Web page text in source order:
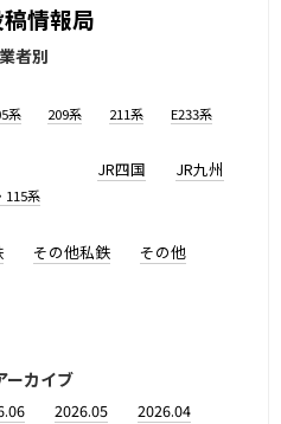
情報局
者別
系 209系 211系 E233系
115系
JR四国 JR九州
その他私鉄 その他
ーカイブ
2026.05
2026.04